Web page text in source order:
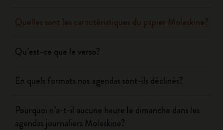
Quelles sont les caractéristiques du papier Moleskine?
Qu’est-ce que le verso?
En quels formats nos agendas sont-ils déclinés?
Pourquoi n’a-t-il aucune heure le dimanche dans les
agendas journaliers Moleskine?